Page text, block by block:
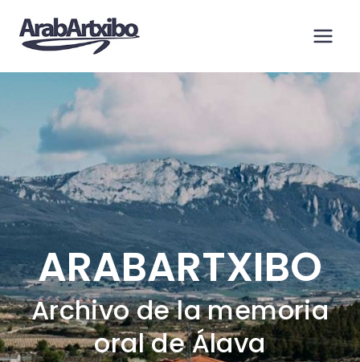
contenido
ARABARTXIBO
Archivo de la memoria
oral de Álava